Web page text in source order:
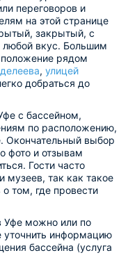
переговоров и
на этой странице
закрытый, с
любой вкус. Большим
рядом
, улицей
добраться до
с бассейном,
по расположению,
Окончательный выбор
фото и отзывам
Гости часто
музеев, так как такое
том, где провести
Уфе можно или по
уточнить информацию
бассейна (услуга